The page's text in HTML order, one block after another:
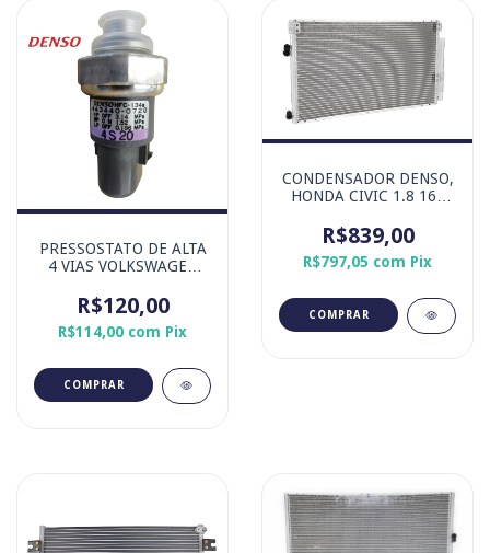
PRESSOSTATO DE ALTA
4 VIAS VOLKSWAGEN
MARCA DENSO
R$120,00
R$114,00 com Pix
CONDENSADOR DENSO,
HONDA CIVIC 1.8 16V
R$839,00
R$797,05 com Pix